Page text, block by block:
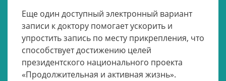
Еще один доступный электронный вариант
записи к доктору помогает ускорить и
упростить запись по месту прикрепления, что
способствует достижению целей
президентского национального проекта
«Продолжительная и активная жизнь».